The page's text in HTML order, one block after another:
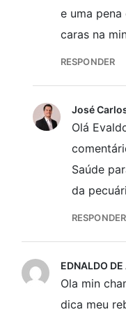
e uma
caras na
RESPONDER
José
Olá
Saúde
da
RESPONDER
EDNALDO
Ola min
dica meu